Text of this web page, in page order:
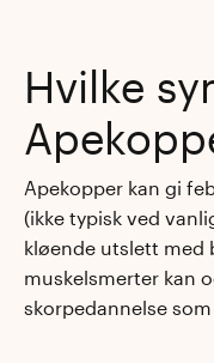
Hvilke
Apekopper kan gi
(ikke typisk ved
kløende utslett med
muskelsmerter kan
skorpedannelse